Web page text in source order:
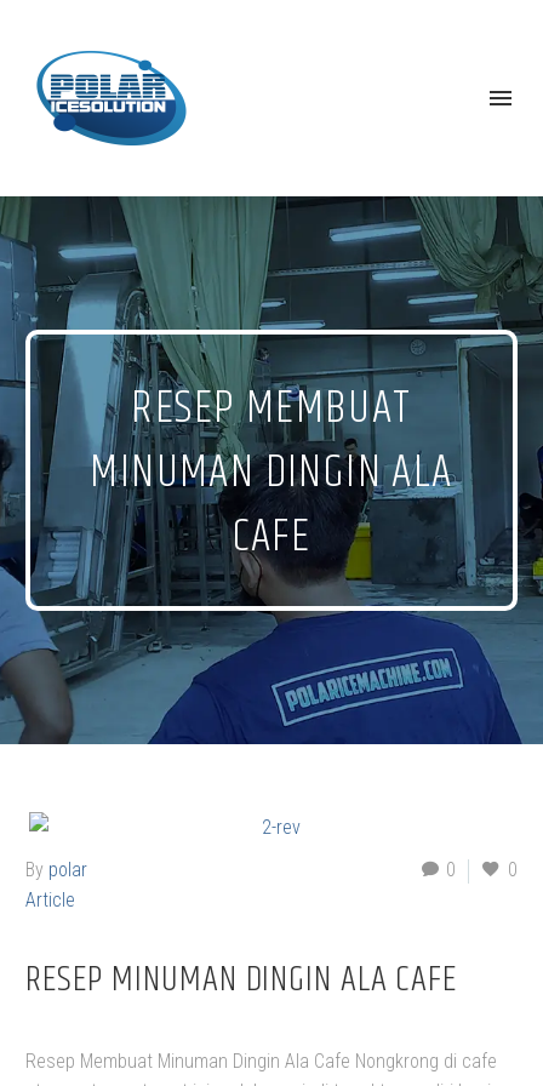
RESEP MEMBUAT
MINUMAN DINGIN ALA
CAFE
0 0
By polar
Article
RESEP MINUMAN DINGIN ALA CAFE
Resep Membuat Minuman Dingin Ala Cafe Nongkrong di cafe